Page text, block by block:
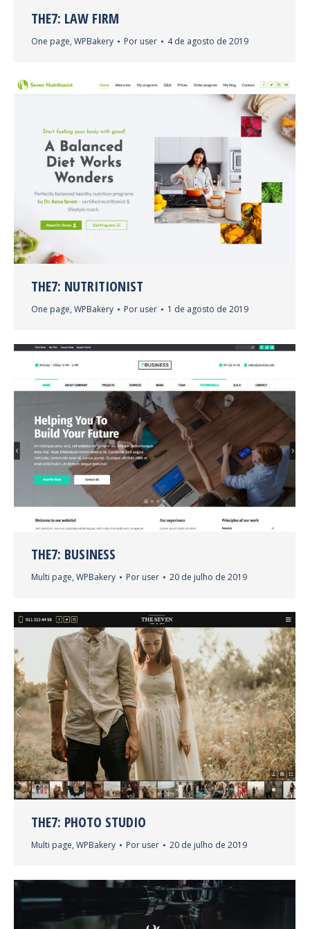
THE7: LAW FIRM
One page, WPBakery Por user 4 de agosto de 2019
THE7: NUTRITIONIST
One page, WPBakery Por user 1 de agosto de 2019
THE7: BUSINESS
Multi page, WPBakery Por user 20 de julho de 2019
THE7: PHOTO STUDIO
Multi page, WPBakery Por user 20 de julho de 2019